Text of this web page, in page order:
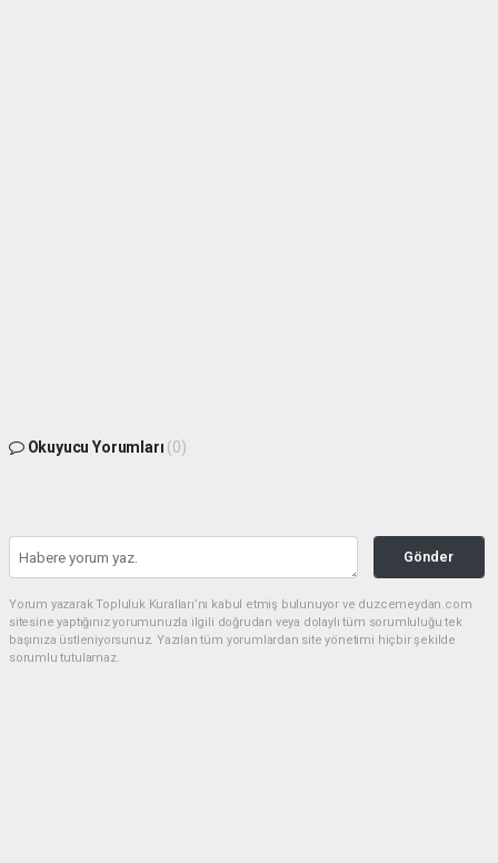
Okuyucu Yorumları (0)
Gönder
Yorum yazarak Topluluk Kuralları’nı kabul etmiş bulunuyor ve duzcemeydan.com
sitesine yaptığınız yorumunuzla ilgili doğrudan veya dolaylı tüm sorumluluğu tek
başınıza üstleniyorsunuz. Yazılan tüm yorumlardan site yönetimi hiçbir şekilde
sorumlu tutulamaz.